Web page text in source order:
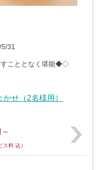
31
こととなく堪能◆◇
せ（2名様用）
ス料 込）